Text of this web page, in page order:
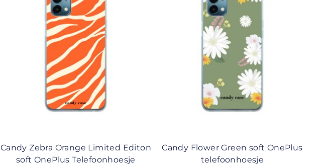
Candy Zebra Orange Limited Editon
soft OnePlus Telefoonhoesje
Candy Flower Green soft OnePlus
telefoonhoesje